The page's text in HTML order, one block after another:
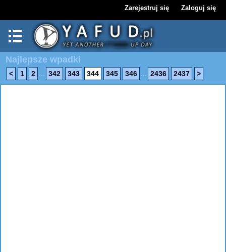
Zarejestruj się Zaloguj się
Najlepsze wpadki
< 1 2 ... 342 343 344 345 346 ... 2436 2437 >